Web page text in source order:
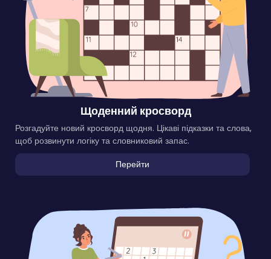
Щоденний кросворд
Розгадуйте новий кросворд щодня. Цікаві підказки та слова,
щоб розвинути логіку та словниковий запас.
Перейти